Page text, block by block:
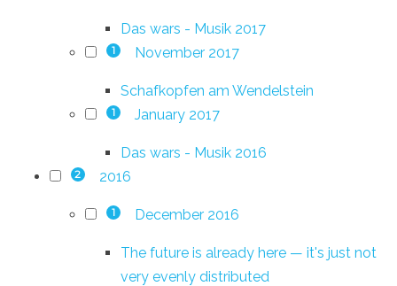
Das wars - Musik 2017
1 November 2017
Schafkopfen am Wendelstein
1 January 2017
Das wars - Musik 2016
2 2016
1 December 2016
The future is already here — it's just not
very evenly distributed